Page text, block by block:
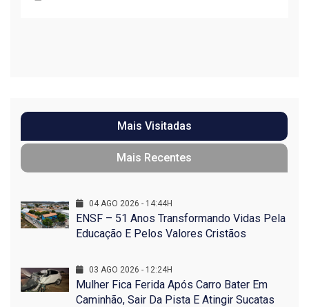
Mais Visitadas
Mais Recentes
04 AGO 2026 - 14:44H
ENSF – 51 Anos Transformando Vidas Pela
Educação E Pelos Valores Cristãos
03 AGO 2026 - 12:24H
Mulher Fica Ferida Após Carro Bater Em
Caminhão, Sair Da Pista E Atingir Sucatas